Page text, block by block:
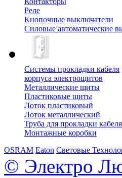
Реле
Кнопочные выключатели
Силовые автоматические
Системы прокладки кабеля
корпуса электрощитов
Металлические щиты
Пластиковые щиты
Лоток пластиковый
Лоток металлический
Труба для прокладки кабеля
Монтажные коробки
OSRAM Eaton Световые
© Электро